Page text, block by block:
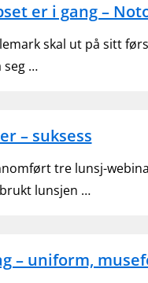
er i gang –
skal ut på sitt
seg …
– suksess
tre lunsj-
lunsjen …
– uniform,